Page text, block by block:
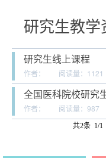
研究生教学
研究生线上课程
作者： 阅读量： 1121
全国医科院校研究
作者： 阅读量： 987
共2条 1/1